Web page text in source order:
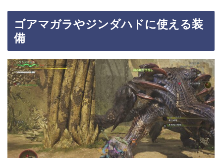
ゴアマガラやジンダハドに使える装
備